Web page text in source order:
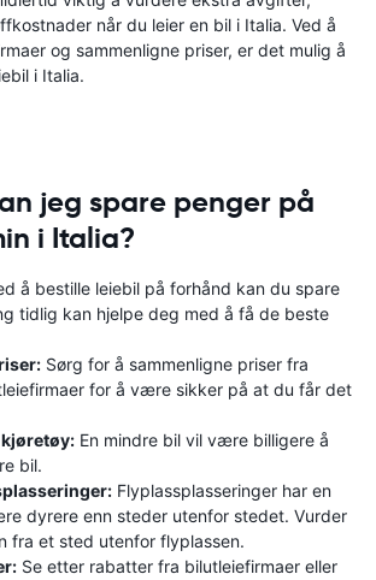
når du leier en bil i Italia. Ved å
og sammenligne priser, er det mulig å
i Italia.
jeg spare penger på
i Italia?
å bestille leiebil på forhånd kan du spare
tidlig kan hjelpe deg med å få de beste
Sørg for å sammenligne priser fra
for å være sikker på at du får det
En mindre bil vil være billigere å
bil.
Flyplassplasseringer har en
dyrere enn steder utenfor stedet. Vurder
fra et sted utenfor flyplassen.
Se etter rabatter fra bilutleiefirmaer eller